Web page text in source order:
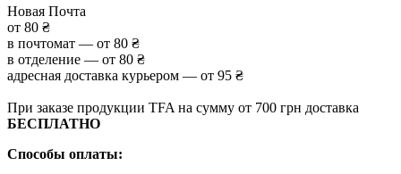
Новая Почта
от 80 ₴
в почтомат — от 80 ₴
в отделение — от 80 ₴
адресная доставка курьером — от 95 ₴
При заказе продукции TFA на сумму от 700 грн доставка
БЕСПЛАТНО
Способы оплаты: